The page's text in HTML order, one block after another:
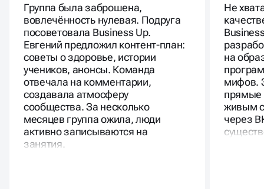
Группа была заброшена,
вовлечённость нулевая. Подруга
посоветовала Business Up.
Евгений предложил контент-план:
советы о здоровье, истории
учеников, анонсы. Команда
отвечала на комментарии,
создавала атмосферу
сообщества. За несколько
месяцев группа ожила, люди
активно записываются на
занятия.
Не
на
мифов.
прямые
живым
через